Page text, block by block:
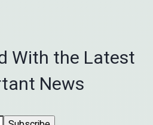
With the Latest
News